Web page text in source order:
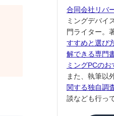
合同会社リバ
ミングデバイ
門ライター。
すすめと選び
解できる専門
ミングPCの
また、執筆以
関する独自調
談なども行っ